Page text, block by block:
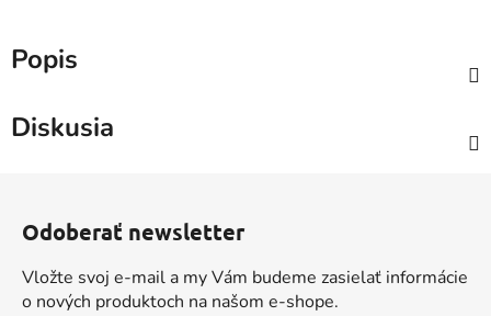
Popis
Diskusia
Odoberať newsletter
Vložte svoj e-mail a my Vám budeme zasielať informácie
o nových produktoch na našom e-shope.